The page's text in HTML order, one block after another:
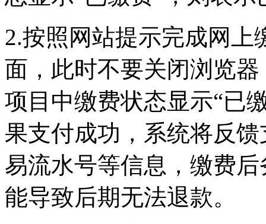
2.按照网站提示完成网上
面，此时不要关闭浏览
项目中缴费状态显示“已
果支付成功，系统将反
易流水号等信息，缴费
能导致后期无法退款。